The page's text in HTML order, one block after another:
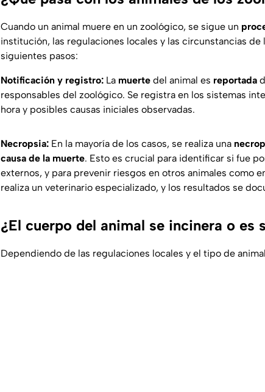
Cuando un animal muere en un zoológico, se sigue un
institución, las regulaciones locales y las circunstancias
siguientes pasos:
Notificación y registro: La muerte del animal es reportada
responsables del zoológico. Se registra en los sistemas
hora y posibles causas iniciales observadas.
Necropsia: En la mayoría de los casos, se realiza una
causa de la muerte. Esto es crucial para identificar si fue
externos, y para prevenir riesgos en otros animales como
realiza un veterinario especializado, y los resultados se
¿El cuerpo del animal se incinera o es
Dependiendo de las regulaciones locales y el tipo de